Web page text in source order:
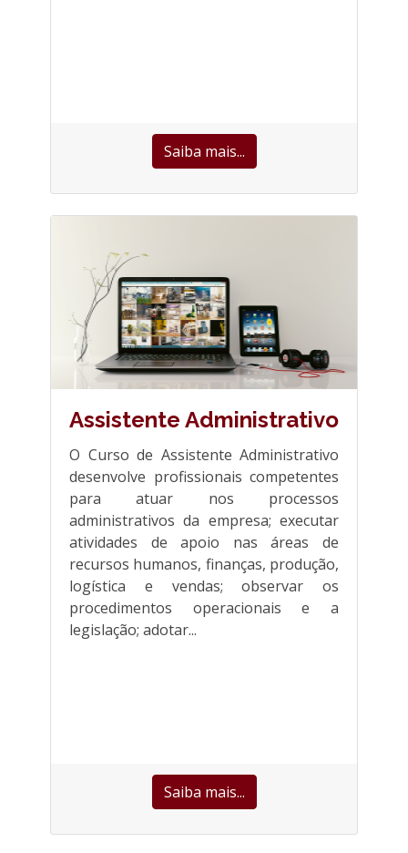
Saiba mais...
Assistente Administrativo
O Curso de Assistente Administrativo
desenvolve profissionais competentes
para atuar nos processos
administrativos da empresa; executar
atividades de apoio nas áreas de
recursos humanos, finanças, produção,
logística e vendas; observar os
procedimentos operacionais e a
legislação; adotar...
Saiba mais...